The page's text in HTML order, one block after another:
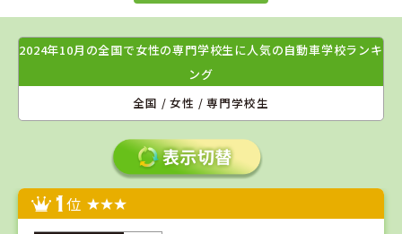
2024年10月の全国で女性の専門学校生に人気の自動車学校ランキ
ング
全国 / 女性 / 専門学校生
1位